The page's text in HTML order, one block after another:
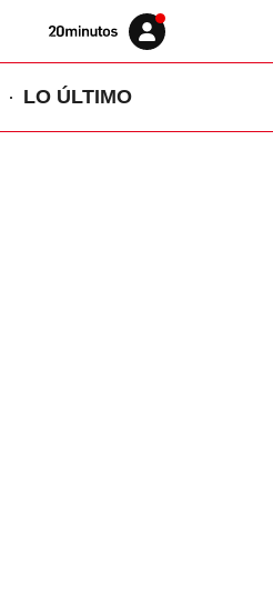
Volver
Iniciar
sesión
LO ÚLTIMO